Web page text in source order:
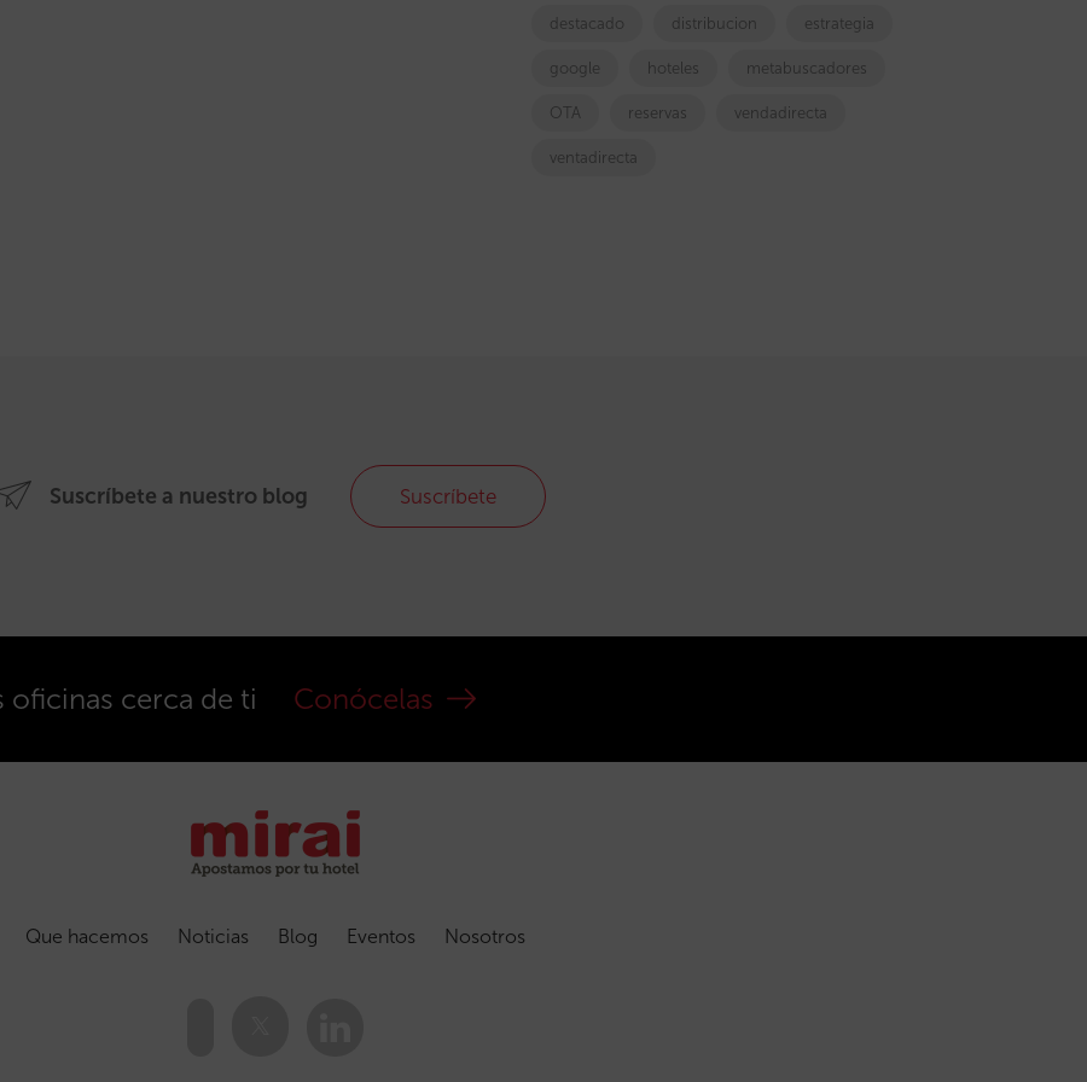
destacado distribucion estrategia
google hoteles metabuscadores
OTA reservas vendadirecta
ventadirecta
Suscríbete a nuestro blog Suscríbete
oficinas cerca de ti Conócelas
Que hacemos Noticias Blog Eventos Nosotros